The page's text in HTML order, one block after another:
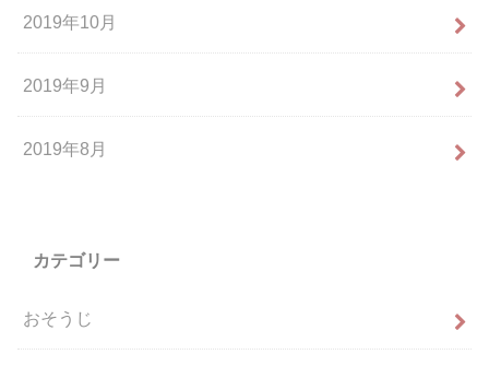
2019年10月
2019年9月
2019年8月
カテゴリー
おそうじ